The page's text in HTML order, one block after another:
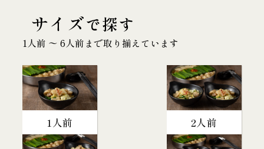
サイズで探す
1人前 〜 6人前まで取り揃えています
1人前 2人前